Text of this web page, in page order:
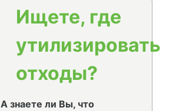
Ищете, где
утилизировать
отходы?
А знаете ли Вы, что